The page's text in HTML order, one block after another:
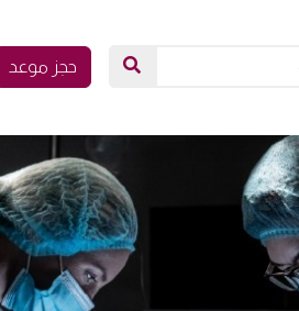
حجز موعد